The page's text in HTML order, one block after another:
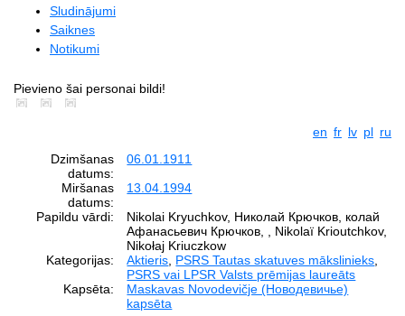
Sludinājumi
Saiknes
Notikumi
Pievieno šai personai bildi!
en fr lv pl ru
Dzimšanas
datums:
06.01.1911
Miršanas
datums:
13.04.1994
Papildu vārdi:
Nikolai Kryuchkov, Николай Крючков, колай
Афанасьевич Крючков, , Nikolaï Krioutchkov,
Nikołaj Kriuczkow
Kategorijas:
Aktieris PSRS Tautas skatuves mākslinieks
PSRS vai LPSR Valsts prēmijas laureāts
Kapsēta:
Maskavas Novodevičje (Новодевичье)
kapsēta